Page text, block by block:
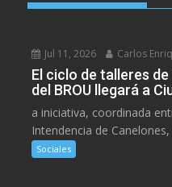
Jul 11, 2026 Carlos
El ciclo de talleres
del BROU llegará a
a iniciativa, coordinada
Intendencia de
Sociales